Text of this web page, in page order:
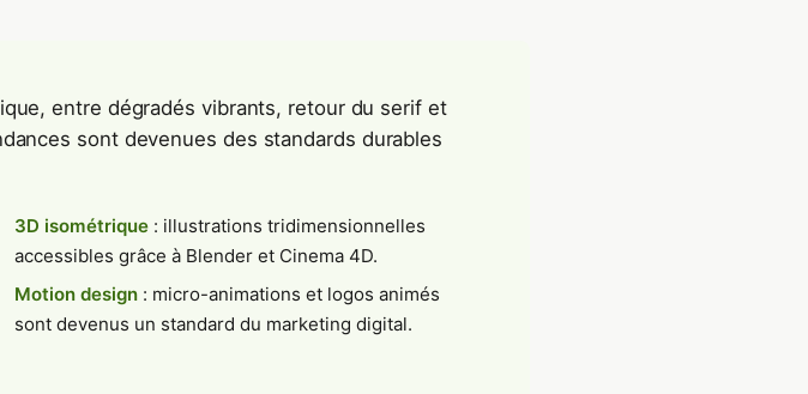
entre dégradés vibrants, retour du serif et
sont devenues des standards durables
3D isométrique: illustrations tridimensionnelles
accessibles grâce à Blender et Cinema 4D.
Motion design: micro-animations et logos animés
sont devenus un standard du marketing digital.